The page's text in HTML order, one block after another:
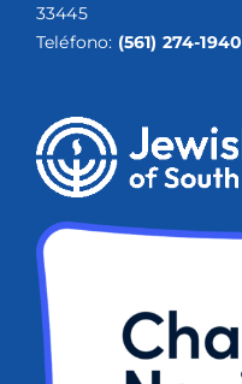
33445
Teléfono: (561) 274-1940